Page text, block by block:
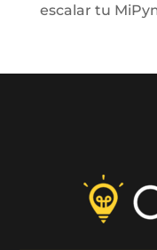
escalar tu